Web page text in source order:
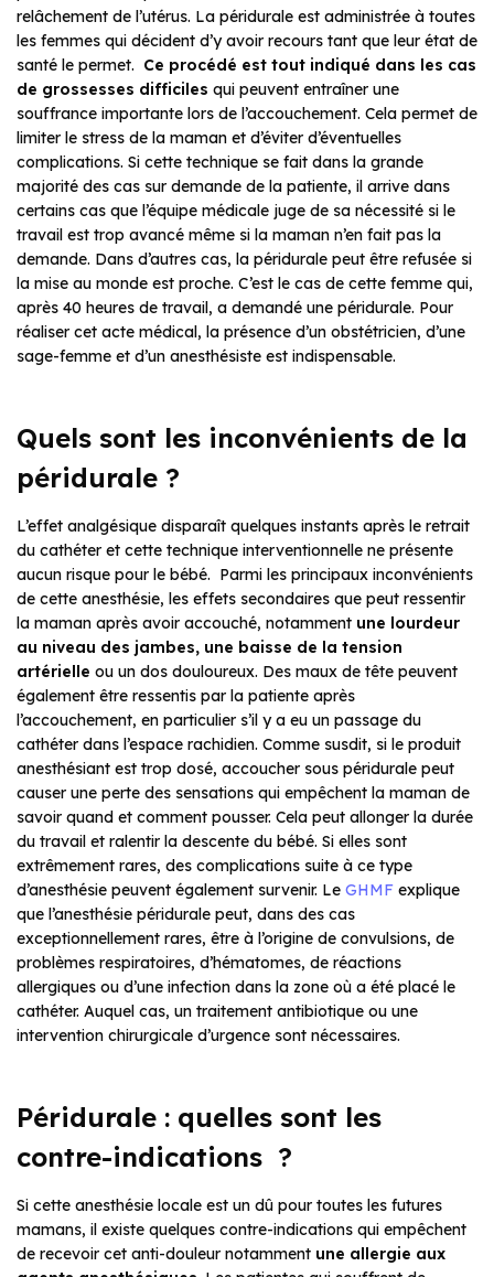
relâchement de l’utérus. La péridurale est administrée à toutes
les femmes qui décident d’y avoir recours tant que leur état de
santé le permet. Ce procédé est tout indiqué dans les cas
de grossesses difficiles qui peuvent entraîner une
souffrance importante lors de l’accouchement. Cela permet de
limiter le stress de la maman et d’éviter d’éventuelles
complications. Si cette technique se fait dans la grande
majorité des cas sur demande de la patiente, il arrive dans
certains cas que l’équipe médicale juge de sa nécessité si le
travail est trop avancé même si la maman n’en fait pas la
demande. Dans d’autres cas, la péridurale peut être refusée si
la mise au monde est proche. C’est le cas de cette femme qui,
après 40 heures de travail, a demandé une péridurale. Pour
réaliser cet acte médical, la présence d’un obstétricien, d’une
sage-femme et d’un anesthésiste est indispensable.
Quels sont les inconvénients de la
péridurale ?
L’effet analgésique disparaît quelques instants après le retrait
du cathéter et cette technique interventionnelle ne présente
aucun risque pour le bébé. Parmi les principaux inconvénients
de cette anesthésie, les effets secondaires que peut ressentir
la maman après avoir accouché, notamment une lourdeur
au niveau des jambes, une baisse de la tension
artérielle ou un dos douloureux. Des maux de tête peuvent
également être ressentis par la patiente après
l’accouchement, en particulier s’il y a eu un passage du
cathéter dans l’espace rachidien. Comme susdit, si le produit
anesthésiant est trop dosé, accoucher sous péridurale peut
causer une perte des sensations qui empêchent la maman de
savoir quand et comment pousser. Cela peut allonger la durée
du travail et ralentir la descente du bébé. Si elles sont
extrêmement rares, des complications suite à ce type
d’anesthésie peuvent également survenir. Le GHMF explique
que l’anesthésie péridurale peut, dans des cas
exceptionnellement rares, être à l’origine de convulsions, de
problèmes respiratoires, d’hématomes, de réactions
allergiques ou d’une infection dans la zone où a été placé le
cathéter. Auquel cas, un traitement antibiotique ou une
intervention chirurgicale d’urgence sont nécessaires.
Péridurale : quelles sont les
contre-indications ?
Si cette anesthésie locale est un dû pour toutes les futures
mamans, il existe quelques contre-indications qui empêchent
de recevoir cet anti-douleur notamment une allergie aux